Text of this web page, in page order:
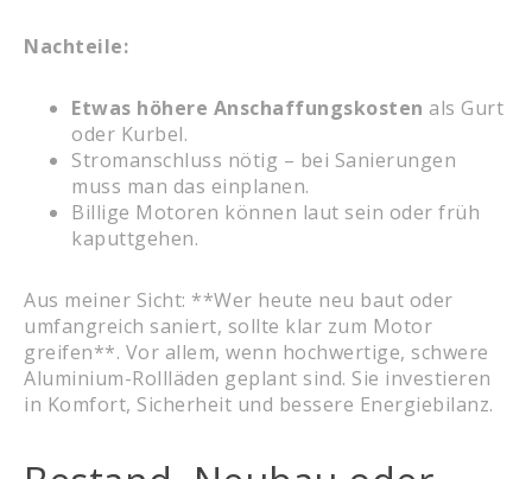
Nachteile:
Etwas höhere Anschaffungskosten als Gurt
oder Kurbel.
Stromanschluss nötig – bei Sanierungen
muss man das einplanen.
Billige Motoren können laut sein oder früh
kaputtgehen.
Aus meiner Sicht: **Wer heute neu baut oder
umfangreich saniert, sollte klar zum Motor
greifen**. Vor allem, wenn hochwertige, schwere
Aluminium-Rollläden geplant sind. Sie investieren
in Komfort, Sicherheit und bessere Energiebilanz.